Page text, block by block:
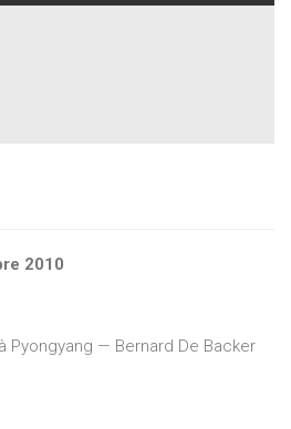
2010
Pyongyang — Bernard De Backer